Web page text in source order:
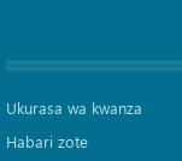
Ukurasa wa kwanza
Habari zote